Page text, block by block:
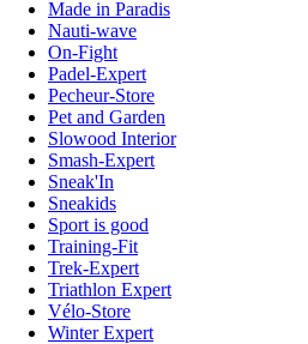
Made in Paradis
Nauti-wave
On-Fight
Padel-Expert
Pecheur-Store
Pet and Garden
Slowood Interior
Smash-Expert
Sneak'In
Sneakids
Sport is good
Training-Fit
Trek-Expert
Triathlon Expert
Vélo-Store
Winter Expert